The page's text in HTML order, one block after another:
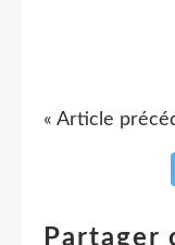
« Article
Partager